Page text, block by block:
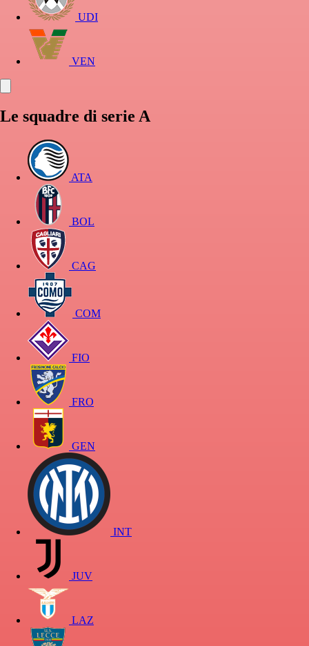
UDI
VEN
Le squadre di serie A
ATA
BOL
CAG
COM
FIO
FRO
GEN
INT
JUV
LAZ